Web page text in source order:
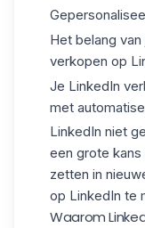
Het belang
verkopen op
Je LinkedIn
met
LinkedIn niet
een grote
zetten in
op LinkedIn te
Waarom